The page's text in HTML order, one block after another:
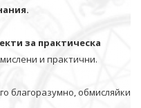
за практическа
и практични.
благоразумно, обмисляйки